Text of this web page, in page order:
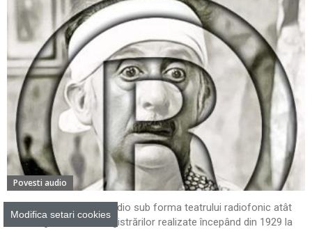
Povesti audio
O colecție de povești audio sub forma teatrului radiofonic atât
de îndrăgit datorită înregistrărilor realizate începând din 1929 la
Modifica setari cookies